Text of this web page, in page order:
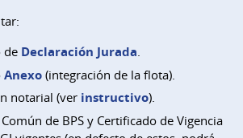
de Declaración Jurada.
Anexo(integración de la flota).
notarial (ver instructivo).
de BPS y Certificado de Vigencia